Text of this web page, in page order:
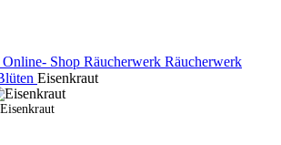
Online- Shop Räucherwerk Räucherwerk
Eisenkraut
Eisenkraut